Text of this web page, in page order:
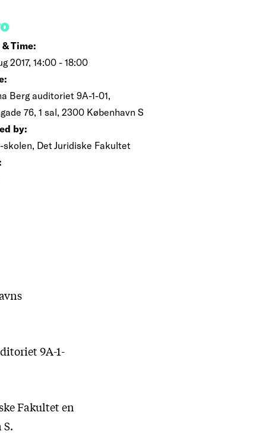
& Time:
2017, 14:00 - 18:00
Berg auditoriet 9A-1-01,
76, 1 sal, 2300 København S
by:
skolen, Det Juridiske Fakultet
9A-1-
Fakultet en